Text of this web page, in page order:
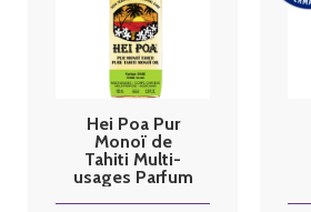
Hei Poa Pur
Monoï de
Tahiti Multi-
usages Parfum